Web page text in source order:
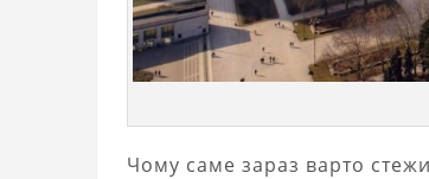
Чому саме зараз варто